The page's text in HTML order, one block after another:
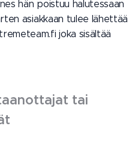
hän poistuu halutessaan
asiakkaan tulee lähettää
joka sisältää
tai